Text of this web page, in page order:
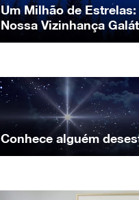
Um Milhão de
Nossa Vizinhança
Conhece alguém